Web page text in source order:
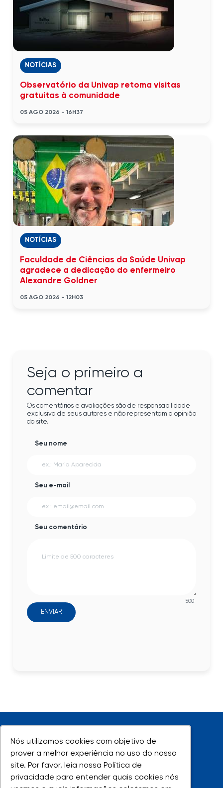
Nós utilizamos cookies com objetivo de
prover a melhor experiência no uso do nosso
site. Por favor, leia nossa Política de
privacidade para entender quais cookies nós
Nós utilizamos cookies com objetivo de
prover a melhor experiência no uso do nosso
site. Por favor, leia nossa Política de
privacidade para entender quais cookies nós
NOTÍCIAS
Observatório da Univap retoma visitas
gratuitas à comunidade
05 AGO 2026 - 16H37
NOTÍCIAS
Faculdade de Ciências da Saúde Univap
agradece a dedicação do enfermeiro
Alexandre Goldner
05 AGO 2026 - 12H03
Seja o primeiro a
comentar
Os comentários e avaliações são de responsabilidade
exclusiva de seus autores e não representam a opinião
do site.
Seu nome
Seu e-mail
Seu comentário
500
ENVIAR
UNIVAP - Todos os direitos reservados